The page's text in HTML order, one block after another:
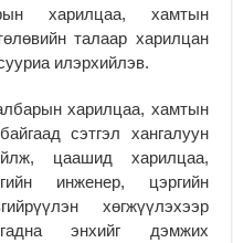
харилцаа, хамтын
талаар харилцан
илэрхийлэв.
харилцаа, хамтын
сэтгэл хангалуун
цаашид харилцаа,
инженер, цэргийн
хөгжүүлэхээр
энхийг дэмжих